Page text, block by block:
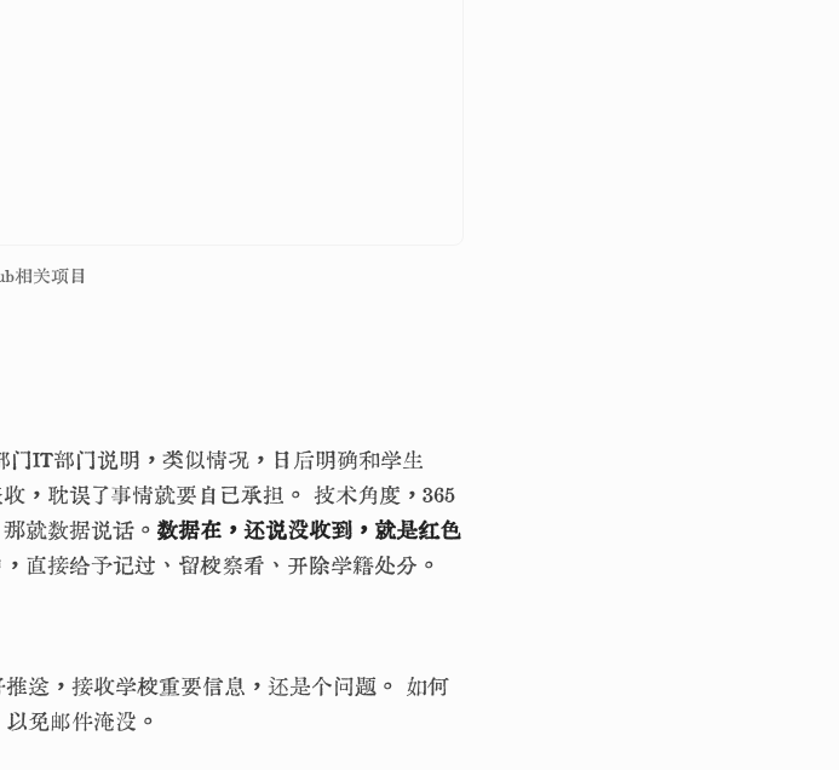
相关项目
IT部门说明，类似情况，日后明确和学生
，耽误了事情就要自己承担。 技术角度，365
就数据说话。 数据在，还说没收到，就是红色
直接给予记过、留校察看、开除学籍处分。
送，接收学校重要信息，还是个问题。 如何
免邮件淹没。